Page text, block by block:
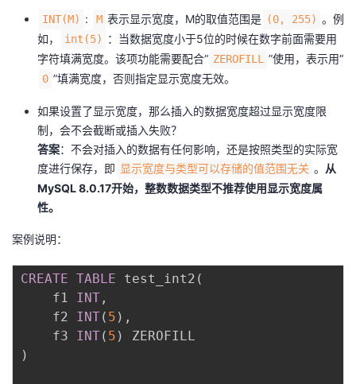
INT(M) : M 表示显示宽度，M的取值范围是 (0, 255) 。例
如，
int(5)
：当数据宽度小于5位的时候在数字前面需要用
字符填满宽度。该项功能需要配合“ ZEROFILL ”使用，表示用“
0 ”填满宽度，否则指定显示宽度无效。
如果设置了显示宽度，那么插入的数据宽度超过显示宽度限
制，会不会截断或插入失败？
答案：不会对插入的数据有任何影响，还是按照类型的实际宽
度进行保存，即 显示宽度与类型可以存储的值范围无关 。 从
MySQL 8.0.17开始，整数数据类型不推荐使用显示宽度属
性。
案例说明：
CREATE TABLE test_int2 (
	f1
INT ,
	f2
INT( 5 ) ,
	f3
INT( 5 )
)